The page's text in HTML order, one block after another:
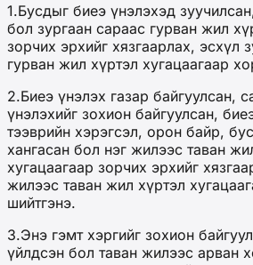
1.Бусдыг биеэ үнэлэхэд
бол зургаан сараас гурван жил
зорчих эрхийг хязгаарлах, эсхүл
гурван жил хүртэл хугацаагаар
2.Биеэ үнэлэх газар байгуулсан,
үнэлэхийг зохион байгуулсан,
тээврийн хэрэгсэл, орон байр,
хангасан бол нэг жилээс таван
хугацаагаар зорчих эрхийг
жилээс таван жил хүртэл
шийтгэнэ.
3.Энэ гэмт хэргийг зохион
үйлдсэн бол таван жилээс арван